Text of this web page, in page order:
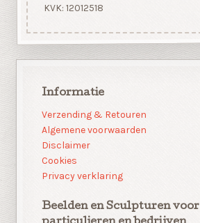
KVK: 12012518
Informatie
Verzending & Retouren
Algemene voorwaarden
Disclaimer
Cookies
Privacy verklaring
Beelden en Sculpturen voor